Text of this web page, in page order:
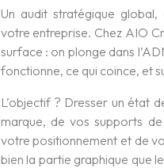
Un audit stratégique global,
votre entreprise. Chez AIO
surface : on plonge dans
fonctionne, ce qui coince, et
L’objectif ? Dresser un état
marque, de vos supports
votre positionnement et de
bien la partie graphique que